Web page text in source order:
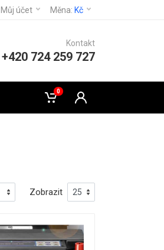
Můj účet Měna: Kč
Kontakt
+420 724 259 727
0
Zobrazit